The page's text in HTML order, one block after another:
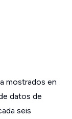
mostrados en
datos de
seis